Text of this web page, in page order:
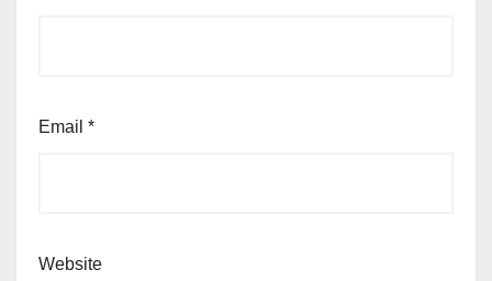
Email *
Website